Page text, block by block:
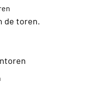
de toren.